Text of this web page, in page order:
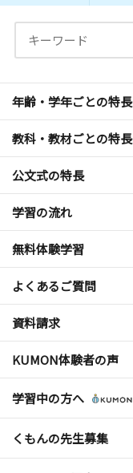
年齢・学年ごとの特長
教科・教材ごとの特長
公文式の特長
学習の流れ
無料体験学習
よくあるご質問
資料請求
KUMON体験者の声
学習中の方へ
くもんの先生募集